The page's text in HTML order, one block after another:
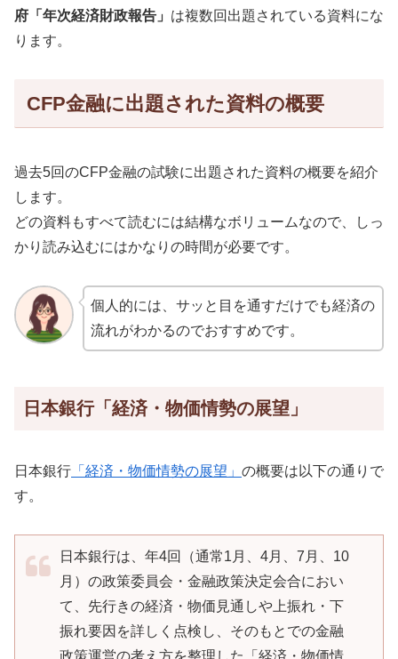
府「年次経済財政報告」 は複数回出題されている資料にな
ります。
CFP金融に出題された資料の概要
過去5回のCFP金融の試験に出題された資料の概要を紹介
します。
どの資料もすべて読むには結構なボリュームなので、しっ
かり読み込むにはかなりの時間が必要です。
個人的には、サッと目を通すだけでも経済の
流れがわかるのでおすすめです。
日本銀行「経済・物価情勢の展望」
日本銀行 「経済・物価情勢の展望」 の概要は以下の通りで
す。
日本銀行は、年4回（通常1月、4月、7月、10
月）の政策委員会・金融政策決定会合におい
て、先行きの経済・物価見通しや上振れ・下
振れ要因を詳しく点検し、そのもとでの金融
政策運営の考え方を整理した「経済・物価情